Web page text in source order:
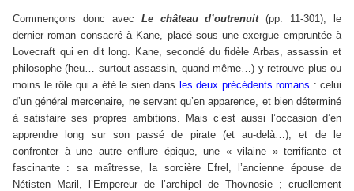
Commençons donc avec Le château d’outrenuit(pp. 11-301), le
dernier roman consacré à Kane, placé sous une exergue empruntée à
Lovecraft qui en dit long. Kane, secondé du fidèle Arbas, assassin et
philosophe (heu… surtout assassin, quand même…) y retrouve plus ou
moins le rôle qui a été le sien dans les deux précédents romans : celui
d’un général mercenaire, ne servant qu’en apparence, et bien déterminé
à satisfaire ses propres ambitions. Mais c’est aussi l’occasion d’en
apprendre long sur son passé de pirate (et au-delà…), et de le
confronter à une autre enflure épique, une « vilaine » terrifiante et
fascinante : sa maîtresse, la sorcière Efrel, l’ancienne épouse de
Nétisten Maril, l’Empereur de l’archipel de Thovnosie ; cruellement